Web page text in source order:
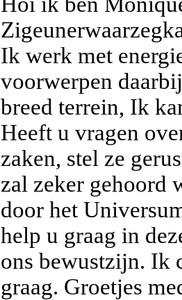
Ik werk met
voorwerpen
breed terrein, Ik
Heeft u vragen
zaken, stel ze
zal zeker gehoord
door het
help u graag in
ons bewustzijn. Ik
graag. Groetjes